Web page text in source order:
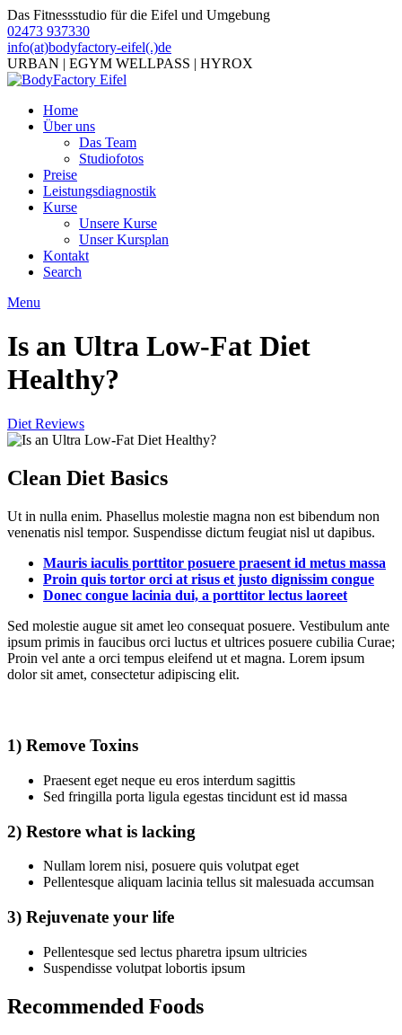
Das Fitnessstudio für die Eifel und Umgebung
02473 937330
info(at)bodyfactory-eifel(.)de
URBAN | EGYM WELLPASS | HYROX
Home
Über uns
Das Team
Studiofotos
Preise
Leistungsdiagnostik
Kurse
Unsere Kurse
Unser Kursplan
Kontakt
Search
Menu
Is an Ultra Low-Fat Diet
Healthy?
Diet Reviews
Clean Diet Basics
Ut in nulla enim. Phasellus molestie magna non est bibendum non
venenatis nisl tempor. Suspendisse dictum feugiat nisl ut dapibus.
Mauris iaculis porttitor posuere praesent id metus massa
Proin quis tortor orci at risus et justo dignissim congue
Donec congue lacinia dui, a porttitor lectus laoreet
Sed molestie augue sit amet leo consequat posuere. Vestibulum ante
ipsum primis in faucibus orci luctus et ultrices posuere cubilia Curae;
Proin vel ante a orci tempus eleifend ut et magna. Lorem ipsum
dolor sit amet, consectetur adipiscing elit.
1) Remove Toxins
Praesent eget neque eu eros interdum sagittis
Sed fringilla porta ligula egestas tincidunt est id massa
2) Restore what is lacking
Nullam lorem nisi, posuere quis volutpat eget
Pellentesque aliquam lacinia tellus sit malesuada accumsan
3) Rejuvenate your life
Pellentesque sed lectus pharetra ipsum ultricies
Suspendisse volutpat lobortis ipsum
Recommended Foods